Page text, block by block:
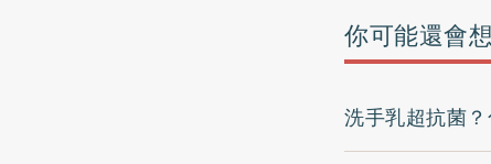
你可能還會
洗手乳超抗菌